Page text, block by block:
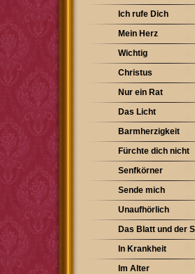
Ich rufe Dich
Mein Herz
Wichtig
Christus
Nur ein Rat
Das Licht
Barmherzigkeit
Fürchte dich nicht
Senfkörner
Sende mich
Unaufhörlich
Das Blatt und der
In Krankheit
Im Alter